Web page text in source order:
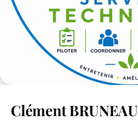
Clément BRUNEAU